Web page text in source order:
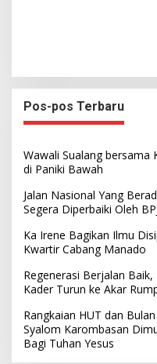
Pos-pos Terbaru
Wawali Sualang bersama
di Paniki Bawah
Jalan Nasional Yang
Segera Diperbaiki Oleh
Ka Irene Bagikan Ilmu
Kwartir Cabang Manado
Regenerasi Berjalan
Kader Turun ke Akar
Rangkaian HUT dan
Syalom Karombasan
Bagi Tuhan Yesus